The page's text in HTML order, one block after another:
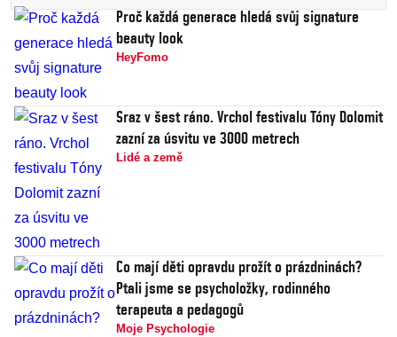
Proč každá generace hledá svůj signature
beauty look
HeyFomo
Sraz v šest ráno. Vrchol festivalu Tóny Dolomit
zazní za úsvitu ve 3000 metrech
Lidé a země
Co mají děti opravdu prožít o prázdninách?
Ptali jsme se psycholožky, rodinného
terapeuta a pedagogů
Moje Psychologie